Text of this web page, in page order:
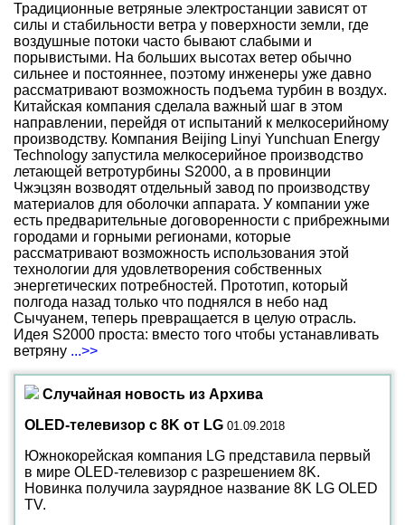
Традиционные ветряные электростанции зависят от
силы и стабильности ветра у поверхности земли, где
воздушные потоки часто бывают слабыми и
порывистыми. На больших высотах ветер обычно
сильнее и постояннее, поэтому инженеры уже давно
рассматривают возможность подъема турбин в воздух.
Китайская компания сделала важный шаг в этом
направлении, перейдя от испытаний к мелкосерийному
производству. Компания Beijing Linyi Yunchuan Energy
Technology запустила мелкосерийное производство
летающей ветротурбины S2000, а в провинции
Чжэцзян возводят отдельный завод по производству
материалов для оболочки аппарата. У компании уже
есть предварительные договоренности с прибрежными
городами и горными регионами, которые
рассматривают возможность использования этой
технологии для удовлетворения собственных
энергетических потребностей. Прототип, который
полгода назад только что поднялся в небо над
Сычуанем, теперь превращается в целую отрасль.
Идея S2000 проста: вместо того чтобы устанавливать
ветряну ...>>
Случайная новость из Архива
OLED-телевизор с 8K от LG 01.09.2018
Южнокорейская компания LG представила первый
в мире OLED-телевизор с разрешением 8K.
Новинка получила заурядное название 8K LG OLED
TV.